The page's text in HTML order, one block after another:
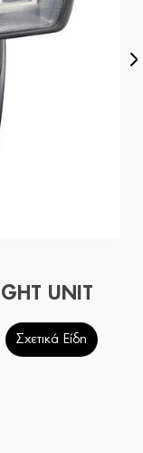
UNIT
Σχετικά Είδη